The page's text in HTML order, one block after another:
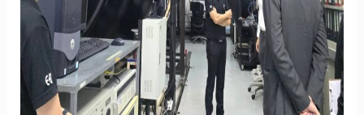
กิจกรรม
อาสา
เฉลิมพระเกียรติ